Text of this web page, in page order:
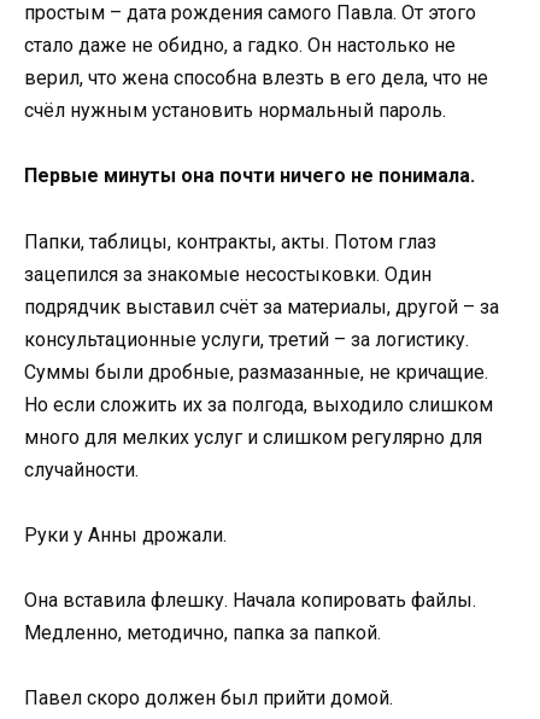
простым – дата рождения самого Павла. От этого
стало даже не обидно, а гадко. Он настолько не
верил, что жена способна влезть в его дела, что не
счёл нужным установить нормальный пароль.
Первые минуты она почти ничего не понимала.
Папки, таблицы, контракты, акты. Потом глаз
зацепился за знакомые несостыковки. Один
подрядчик выставил счёт за материалы, другой – за
консультационные услуги, третий – за логистику.
Суммы были дробные, размазанные, не кричащие.
Но если сложить их за полгода, выходило слишком
много для мелких услуг и слишком регулярно для
случайности.
Руки у Анны дрожали.
Она вставила флешку. Начала копировать файлы.
Медленно, методично, папка за папкой.
Павел скоро должен был прийти домой.